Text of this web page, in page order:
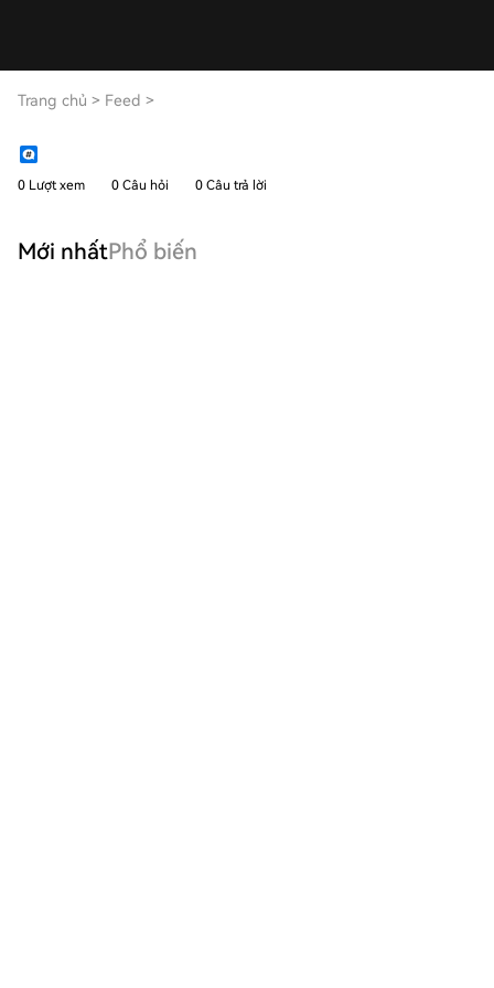
Trang chủ > Feed >
0 Lượt xem 0 Câu hỏi 0 Câu trả lời
Mới nhấtPhổ biến